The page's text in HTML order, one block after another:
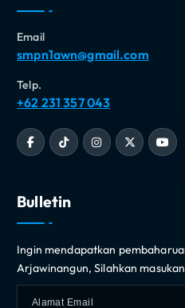
Email
smpn1awn@gmail.com
Telp.
+62 231 357 043
Bulletin
Ingin mendapatkan
Arjawinangun, Silahkan